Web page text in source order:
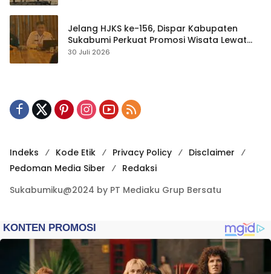
Jelang HJKS ke-156, Dispar Kabupaten
Sukabumi Perkuat Promosi Wisata Lewat
Publikasi Digital
30 Juli 2026
Indeks Kode Etik Privacy Policy
Disclaimer
Pedoman Media Siber
Redaksi
Sukabumiku@2024 by PT Mediaku Grup Bersatu